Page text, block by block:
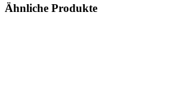
Ähnliche Produkte